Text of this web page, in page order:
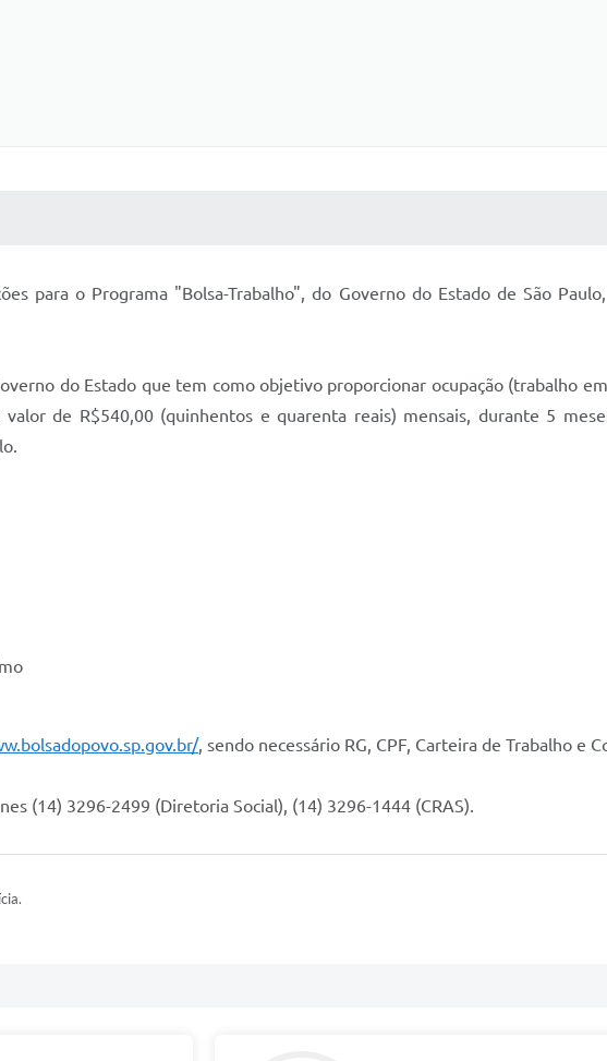
para o Programa "Bolsa-Trabalho", do Governo do Estado de São
do Estado que tem como objetivo proporcionar ocupação (trabalho
de R$540,00 (quinhentos e quarenta reais) mensais, durante 5
, sendo necessário RG, CPF, Carteira de Trabalho e
(14) 3296-2499 (Diretoria Social), (14) 3296-1444 (CRAS).